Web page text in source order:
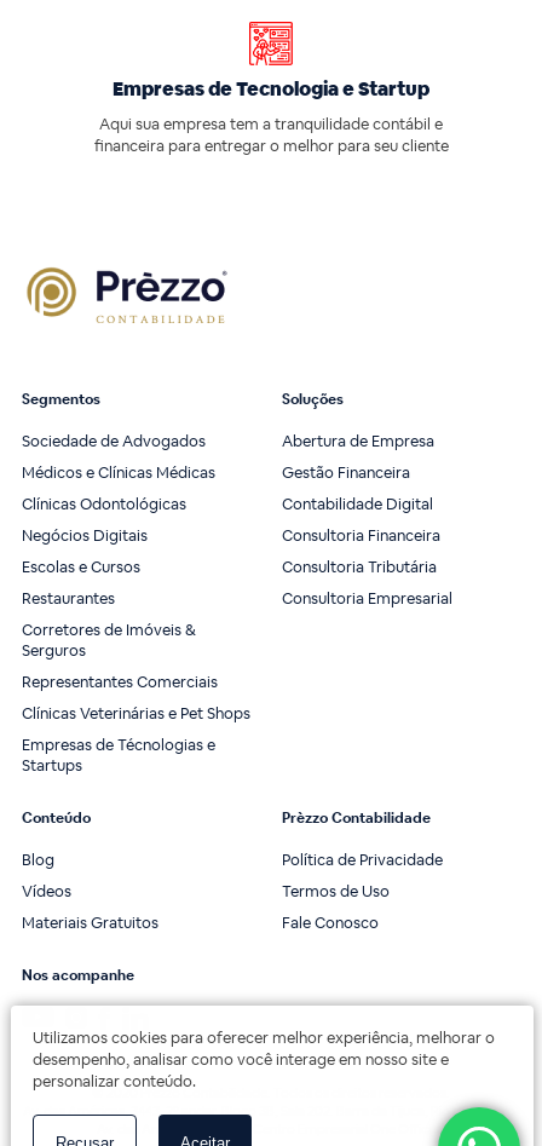
Utilizamos cookies para oferecer melhor experiência, melhorar o
desempenho, analisar como você interage em nosso site e
personalizar conteúdo.
Empresas de Tecnologia e Startup
Aqui sua empresa tem a tranquilidade contábil e
financeira para entregar o melhor para seu cliente
Segmentos
Sociedade de Advogados
Médicos e Clínicas Médicas
Clínicas Odontológicas
Negócios Digitais
Escolas e Cursos
Restaurantes
Corretores de Imóveis &
Serguros
Representantes Comerciais
Clínicas Veterinárias e Pet Shops
Empresas de Técnologias e
Startups
Soluções
Abertura de Empresa
Gestão Financeira
Contabilidade Digital
Consultoria Financeira
Consultoria Tributária
Consultoria Empresarial
Conteúdo
Blog
Vídeos
Materiais Gratuitos
Prèzzo Contabilidade
Política de Privacidade
Termos de Uso
Fale Conosco
Nos acompanhe
© 2020 Prèzzo Contabilidade. Todos os direitos reservados.
Av. das Américas, 3443, 2º andar, Bloco 3B, Sala 202. Barra da Tijuca, Rio de Janeiro.
Av. das Américas, 18000 - Centro Empresarial One Offices.